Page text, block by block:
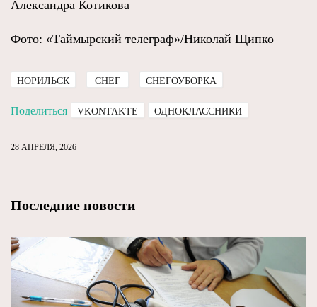
Александра Котикова
Фото: «Таймырский телеграф»/Николай Щипко
НОРИЛЬСК СНЕГ СНЕГОУБОРКА
Поделиться VKONTAKTE ОДНОКЛАССНИКИ
28 АПРЕЛЯ, 2026
Последние новости